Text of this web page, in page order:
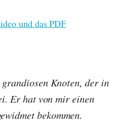
und das PDF
Knoten, der in
Er hat von mir einen
bekommen.